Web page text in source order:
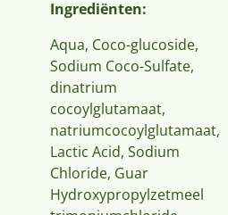
Ingrediënten:
Aqua, Coco-glucoside,
Sodium Coco-Sulfate,
dinatrium
cocoylglutamaat,
natriumcocoylglutamaat,
Lactic Acid, Sodium
Chloride, Guar
Hydroxypropylzetmeel